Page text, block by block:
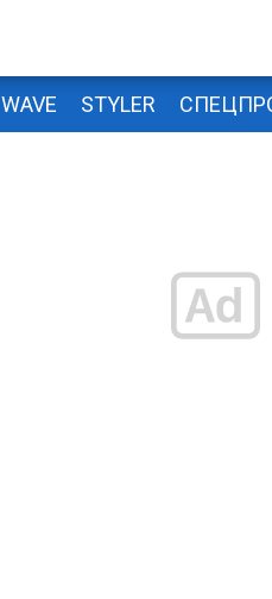
WAVE STYLER